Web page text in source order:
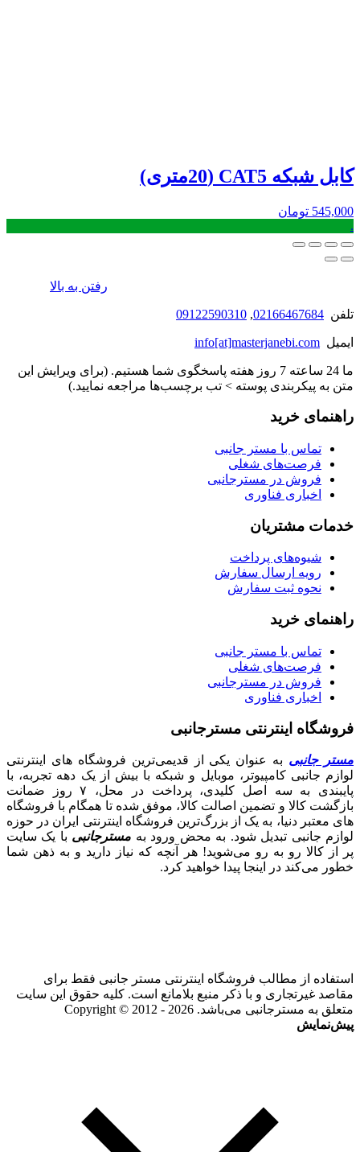
کابل شبکه CAT5 (20متری)
545,000 تومان
.
رفتن به بالا
تلفن 02166467684
,
09122590310
ایمیل info[at]masterjanebi.com
ما 24 ساعته 7 روز هفته پاسخگوی شما هستیم. (برای ویرایش این
متن به پیکربندی پوسته > تب برچسب‌ها مراجعه نمایید.)
راهنمای خرید
تماس با مستر جانبی
فرصت‌های شغلی
فروش در مسترجانبی
اخباری فناوری
خدمات مشتریان
شیوه‌های پرداخت
رویه ارسال سفارش
نحوه ثبت سفارش
راهنمای خرید
تماس با مستر جانبی
فرصت‌های شغلی
فروش در مسترجانبی
اخباری فناوری
فروشگاه اینترنتی مسترجانبی
مستر جانبی به عنوان یکی از قدیمی‌ترین فروشگاه های اینترنتی
لوازم جانبی کامپیوتر، موبایل و شبکه با بیش از یک دهه تجربه، با
پایبندی به سه اصل کلیدی، پرداخت در محل، ۷ روز ضمانت
بازگشت کالا و تضمین اصالت کالا، موفق شده تا همگام با فروشگاه‌
های معتبر دنیا، به یک از بزرگ‌ترین فروشگاه اینترنتی ایران در حوزه
لوازم جانبی تبدیل شود. به محض ورود به مسترجانبی با یک سایت
پر از کالا رو به رو می‌شوید! هر آنچه که نیاز دارید و به ذهن شما
خطور می‌کند در اینجا پیدا خواهید کرد.
استفاده از مطالب فروشگاه اینترنتی مستر جانبی فقط برای
مقاصد غیرتجاری و با ذکر منبع بلامانع است. کلیه حقوق این سایت
متعلق به مسترجانبی می‌باشد. Copyright © 2012 - 2026
پیش‌نمایش